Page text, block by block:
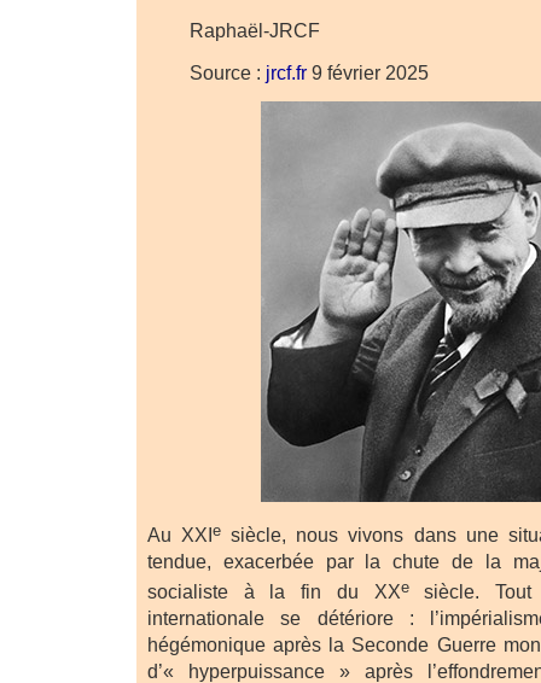
Raphaël-JRCF
Source : jrcf.fr 9 février 2025
Au XXIe siècle, nous vivons dans une
tendue, exacerbée par la chute de la
socialiste à la fin du XXesiècle. Tout
internationale se détériore :
hégémonique après la Seconde Guerre
d’« hyperpuissance » après